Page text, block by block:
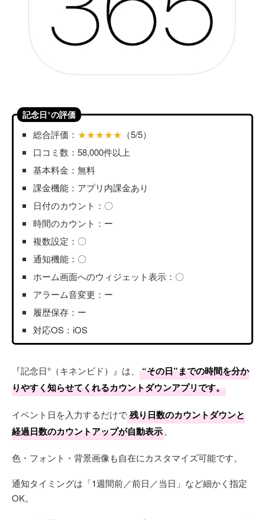
記念日°の評価
総合評価： ★★★★★ （5/5）
口コミ数：58,000件以上
基本料金：無料
課金機能：アプリ内課金あり
日付のカウント：〇
時間のカウント：ー
複数設定：〇
通知機能：〇
ホーム画面へのウィジェット表示：〇
アラーム音変更：ー
履歴保存：ー
対応OS：iOS
『記念日°（キネンビド）』は、
“その日”までの時間を分か
りやすく知らせてくれるカウントダウンアプリです。
イベント日を入力するだけで残り日数のカウントダウンと
経過日数のカウントアップが自動表示。
色・フォント・背景画像も自在にカスタマイズ可能です。
通知タイミングは「1週間前／前日／当日」など細かく指定
OK。